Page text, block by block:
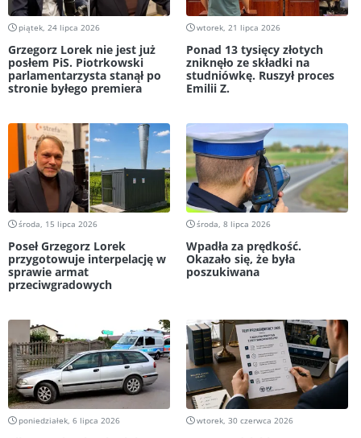
piątek, 24 lipca 2026
Grzegorz Lorek nie jest już
posłem PiS. Piotrkowski
parlamentarzysta stanął po
stronie byłego premiera
wtorek, 21 lipca 2026
Ponad 13 tysięcy złotych
zniknęło ze składki na
studniówkę. Ruszył proces
Emilii Z.
środa, 15 lipca 2026
Poseł Grzegorz Lorek
przygotowuje interpelację w
sprawie armat
przeciwgradowych
środa, 8 lipca 2026
Wpadła za prędkość.
Okazało się, że była
poszukiwana
poniedziałek, 6 lipca 2026 wtorek, 30 czerwca 2026